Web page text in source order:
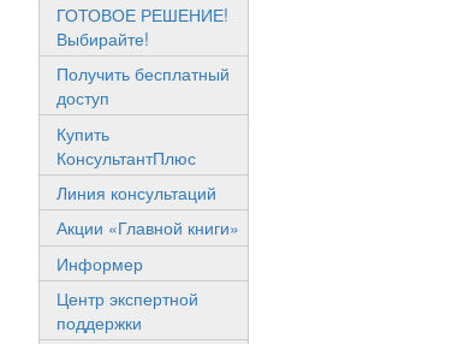
ГОТОВОЕ РЕШЕНИЕ!
Выбирайте!
Получить бесплатный
доступ
Купить
КонсультантПлюс
Линия консультаций
Акции «Главной книги»
Информер
Центр экспертной
поддержки